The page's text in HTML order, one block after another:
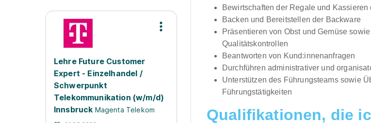
Lehre Future Customer
Expert - Einzelhandel /
Schwerpunkt
Telekommunikation (w/m/d)
Innsbruck Magenta Telekom
Bewirtschaften der Regale und Kassieren
Backen und Bereitstellen der Backware
Präsentieren von Obst und Gemüse
Qualitätskontrollen
Beantworten von Kund:innenanfragen
Durchführen administrativer und
Unterstützen des Führungsteams sowie
Führungstätigkeiten
Qualifikationen, die